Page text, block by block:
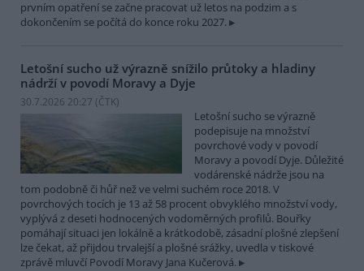
prvním opatření se začne pracovat už letos na podzim a s
dokončením se počítá do konce roku 2027.
Letošní sucho už výrazně snížilo průtoky a hladiny
nádrží v povodí Moravy a Dyje
30.7.2026 20:27 (ČTK)
Letošní sucho se výrazně
podepisuje na množství
povrchové vody v povodí
Moravy a povodí Dyje. Důležité
vodárenské nádrže jsou na
tom podobně či hůř než ve velmi suchém roce 2018. V
povrchových tocích je 13 až 58 procent obvyklého množství vody,
vyplývá z deseti hodnocených vodoměrných profilů. Bouřky
pomáhají situaci jen lokálně a krátkodobě, zásadní plošné zlepšení
lze čekat, až přijdou trvalejší a plošné srážky, uvedla v tiskové
zprávě mluvčí Povodí Moravy Jana Kučerová.